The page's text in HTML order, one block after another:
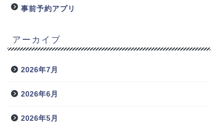
事前予約アプリ
アーカイブ
2026年7月
2026年6月
2026年5月